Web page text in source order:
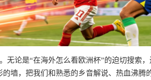
无论是“在海外怎么看欧洲杯”的迫切搜索
墙，把我们和熟悉的乡音解说、热血沸腾